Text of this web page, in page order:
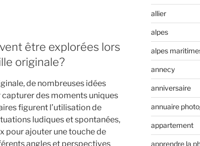
être explorées lors
originale?
de nombreuses idées
des moments uniques
figurent l’utilisation de
ludiques et spontanées,
pour ajouter une touche de
angles et perspectives
allier
alpes
alpes
annecy
anniversaire
annuaire
appartement
apprendre la